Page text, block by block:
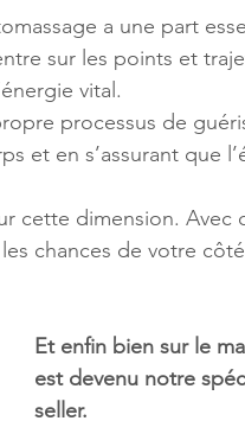
a une part
sur les points et
vital.
processus de
et en s’assurant que
cette dimension. Avec
chances de votre
Et enfin bien sur le
est devenu notre
seller.